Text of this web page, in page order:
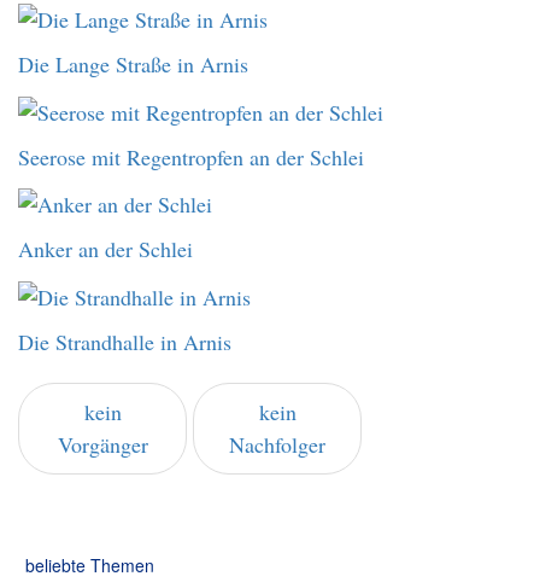
Die Lange Straße in Arnis
Seerose mit Regentropfen an der Schlei
Anker an der Schlei
Die Strandhalle in Arnis
kein
Vorgänger
kein
Nachfolger
beliebte Themen